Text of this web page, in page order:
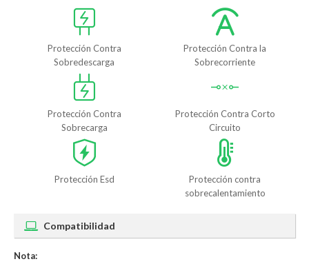
Protección Contra
Sobredescarga
Protección Contra la
Sobrecorriente
Protección Contra
Sobrecarga
Protección Contra Corto
Circuito
Protección Esd
Protección contra
sobrecalentamiento
Compatibilidad
Nota: